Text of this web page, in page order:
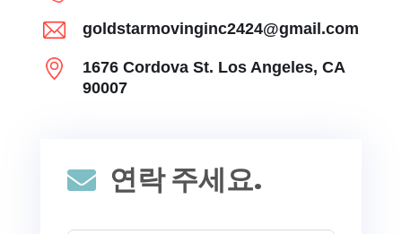
 연락 주세요.
goldstarmovinginc2424@gmail.com
1676 Cordova St. Los Angeles, CA
90007